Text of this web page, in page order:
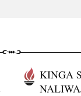
KINGA